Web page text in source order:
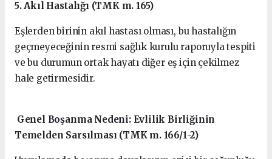
5. Akıl Hastalığı (TMK m. 165)
Eşlerden birinin akıl hastası olması, bu hastalığın
geçmeyeceğinin resmi sağlık kurulu raporuyla tespiti
ve bu durumun ortak hayatı diğer eş için çekilmez
hale getirmesidir.
Genel Boşanma Nedeni: Evlilik Birliğinin
Temelden Sarsılması (TMK m. 166/1-2)